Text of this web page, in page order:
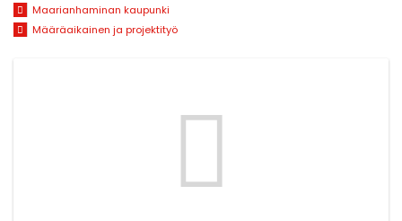
Maarianhaminan kaupunki
Määräaikainen ja projektityö